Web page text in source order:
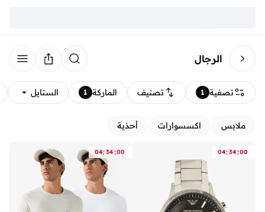
الرجال
تصفية 1 تصنيف الماركة 1 الستايل
ملابس اكسسوارات أحذية
04:34:00
04:34:00